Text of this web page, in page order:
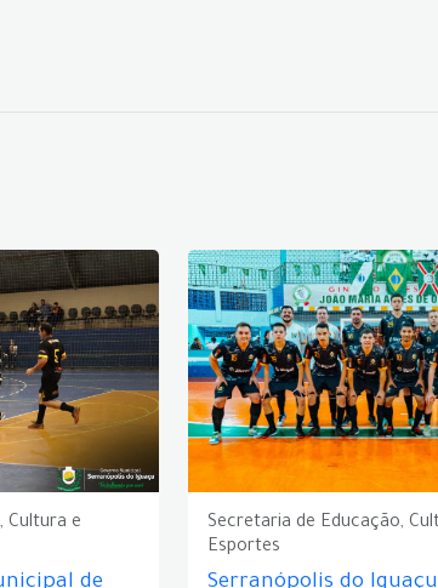
Cultura e
Secretaria de Educação,
Esportes